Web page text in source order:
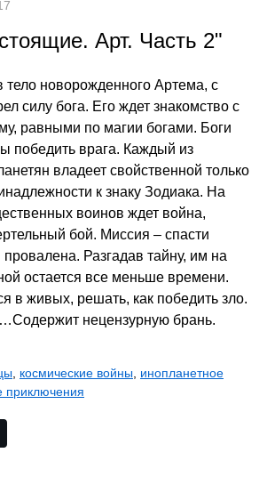
Арт. Часть 2"
тело новорожденного Артема, с
силу бога. Его ждет знакомство с
равными по магии богами. Боги
победить врага. Каждый из
владеет свойственной только
к знаку Зодиака. На
воинов ждет война,
бой. Миссия – спасти
Разгадав тайну, им на
остается все меньше времени.
в живых, решать, как победить зло.
нецензурную брань.
, космические войны, инопланетное
приключения